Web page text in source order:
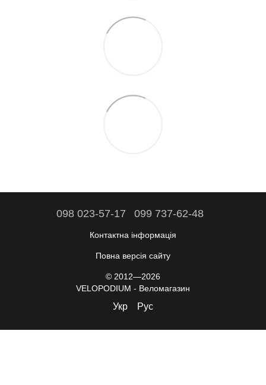
098 023-57-17 099 737-62-48
Контактна інформація
Повна версія сайту
© 2012—2026
VELOPODIUM - Веломагазин
Укр Рус